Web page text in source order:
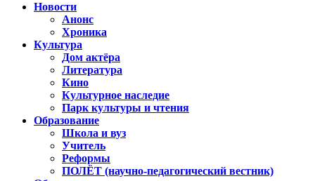
Новости
Анонс
Хроника
Культура
Дом актёра
Литература
Кино
Культурное наследие
Парк культуры и чтения
Образование
Школа и вуз
Учитель
Реформы
ПОЛЁТ (научно-педагогический вестник)